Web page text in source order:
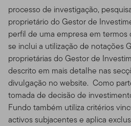
processo de investigação,
proprietário do Gestor de
perfil de uma empresa em termos
se inclui a utilização de notações
proprietárias do Gestor de
descrito em mais detalhe nas
divulgação no website. Como
tomada de decisão de
Fundo também utiliza critérios
activos subjacentes e aplica